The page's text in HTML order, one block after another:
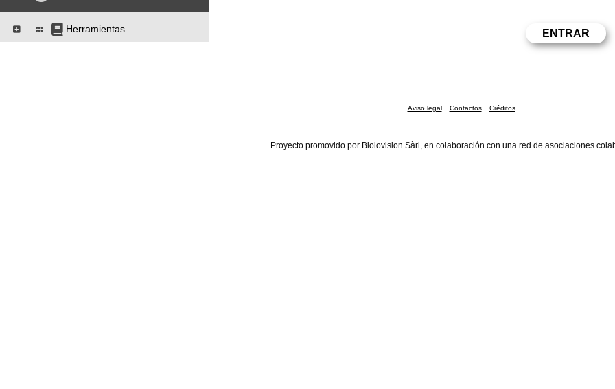
Herramientas
Aviso legal Contactos Créditos
Proyecto promovido por Biolovision Sàrl, en colaboración con una red de asociaciones